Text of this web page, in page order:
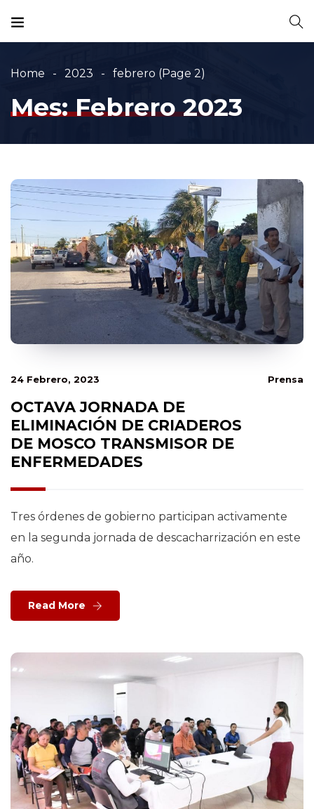
Home 2023 febrero (Page 2)
Mes:Febrero 2023
24 Febrero, 2023 Prensa
OCTAVA JORNADA DE
ELIMINACIÓN DE CRIADEROS
DE MOSCO TRANSMISOR DE
ENFERMEDADES
Tres órdenes de gobierno participan activamente
en la segunda jornada de descacharrización en este
año.
Read More